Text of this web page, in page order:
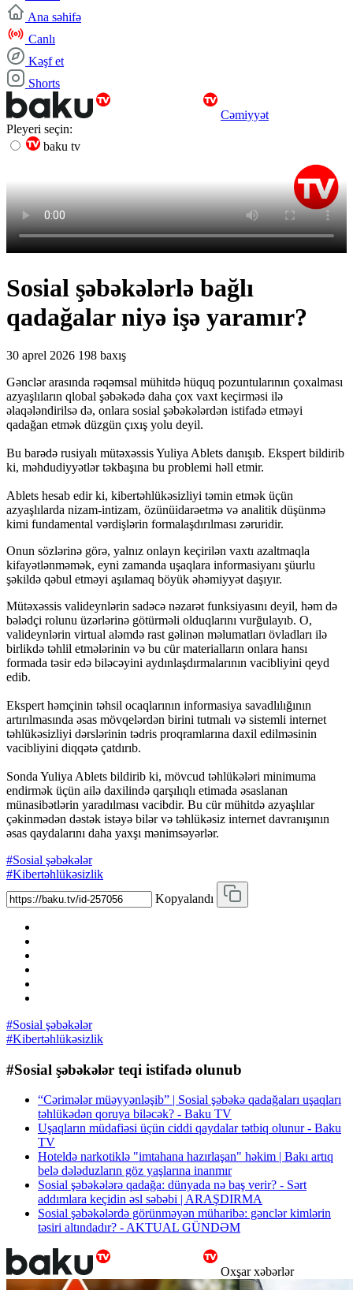
Ana səhifə
Canlı
Kəşf et
Shorts
Cəmiyyət
Pleyeri seçin:
baku tv
Sosial şəbəkələrlə bağlı
qadağalar niyə işə yaramır?
30 aprel 2026 198 baxış
Gənclər arasında rəqəmsal mühitdə hüquq pozuntularının çoxalması
azyaşlıların qlobal şəbəkədə daha çox vaxt keçirməsi ilə
əlaqələndirilsə də, onlara sosial şəbəkələrdən istifadə etməyi
qadağan etmək düzgün çıxış yolu deyil.
Bu barədə rusiyalı mütəxəssis Yuliya Ablets danışıb. Ekspert bildirib
ki, məhdudiyyətlər təkbaşına bu problemi həll etmir.
Ablets hesab edir ki, kibertəhlükəsizliyi təmin etmək üçün
azyaşlılarda nizam-intizam, özünüidarəetmə və analitik düşünmə
kimi fundamental vərdişlərin formalaşdırılması zəruridir.
Onun sözlərinə görə, yalnız onlayn keçirilən vaxtı azaltmaqla
kifayətlənməmək, eyni zamanda uşaqlara informasiyanı şüurlu
şəkildə qəbul etməyi aşılamaq böyük əhəmiyyət daşıyır.
Mütəxəssis valideynlərin sadəcə nəzarət funksiyasını deyil, həm də
bələdçi rolunu üzərlərinə götürməli olduqlarını vurğulayıb. O,
valideynlərin virtual aləmdə rast gəlinən məlumatları övladları ilə
birlikdə təhlil etmələrinin və bu cür materialların onlara hansı
formada təsir edə biləcəyini aydınlaşdırmalarının vacibliyini qeyd
edib.
Ekspert həmçinin təhsil ocaqlarının informasiya savadlılığının
artırılmasında əsas mövqelərdən birini tutmalı və sistemli internet
təhlükəsizliyi dərslərinin tədris proqramlarına daxil edilməsinin
vacibliyini diqqətə çatdırıb.
Sonda Yuliya Ablets bildirib ki, mövcud təhlükələri minimuma
endirmək üçün ailə daxilində qarşılıqlı etimada əsaslanan
münasibətlərin yaradılması vacibdir. Bu cür mühitdə azyaşlılar
çəkinmədən dəstək istəyə bilər və təhlükəsiz internet davranışının
əsas qaydalarını daha yaxşı mənimsəyərlər.
#Sosial şəbəkələr
#Kibertəhlükəsizlik
Kopyalandı
#Sosial şəbəkələr
#Kibertəhlükəsizlik
#Sosial şəbəkələr teqi istifadə olunub
“Cərimələr müəyyənləşib” | Sosial şəbəkə qadağaları uşaqları
təhlükədən qoruya biləcək? - Baku TV
Uşaqların müdafiəsi üçün ciddi qaydalar tətbiq olunur - Baku
TV
Hoteldə narkotiklə "imtahana hazırlaşan" həkim | Bakı artıq
belə dələduzların göz yaşlarına inanmır
Sosial şəbəkələrə qadağa: dünyada nə baş verir? - Sərt
addımlara keçidin əsl səbəbi | ARAŞDIRMA
Sosial şəbəkələrdə görünməyən müharibə: gənclər kimlərin
təsiri altındadır? - AKTUAL GÜNDƏM
Oxşar xəbərlər